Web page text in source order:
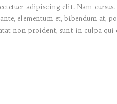
adipiscing elit. Nam
elementum et, bibendum at,
non proident, sunt in culpa